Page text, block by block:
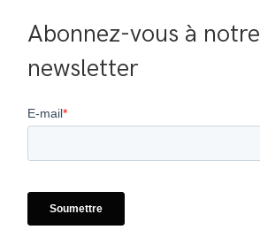
Abonnez-vous à notre
newsletter